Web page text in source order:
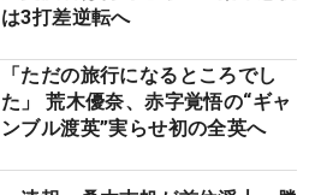
は3打差逆転へ
「ただの旅行になるところでし
た」 荒木優奈、赤字覚悟の“ギャ
ンブル渡英”実らせ初の全英へ